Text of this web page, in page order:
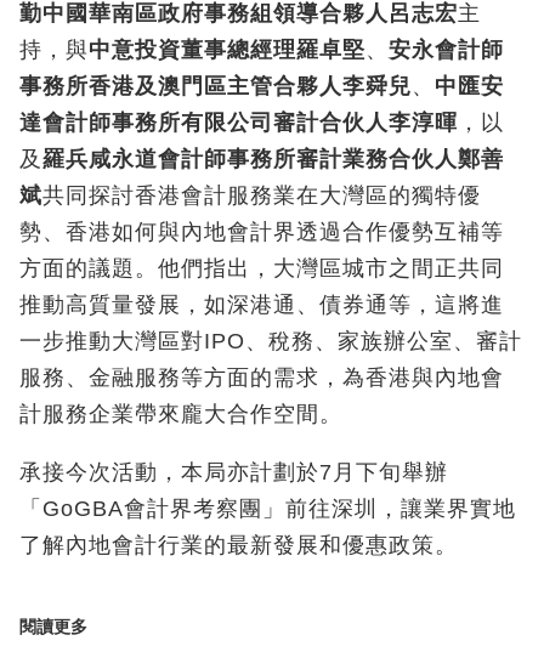
勤中國華南區政府事務組領導合夥人呂志宏主
持，與中意投資董事總經理羅卓堅、 安永會計師
事務所香港及澳門區主管合夥人李舜兒、 中匯安
達會計師事務所有限公司審計合伙人李淳暉 ，以
及 羅兵咸永道會計師事務所審計業務合伙人鄭善
斌共同探討香港會計服務業在大灣區的獨特優
勢、香港如何與內地會計界透過合作優勢互補等
方面的議題。他們指出，大灣區城市之間正共同
推動高質量發展，如深港通、債券通等，這將進
一步推動大灣區對IPO、稅務、家族辦公室、審計
服務、金融服務等方面的需求，為香港與內地會
計服務企業帶來龐大合作空間。
承接今次活動，本局亦計劃於7月下旬舉辦
「GoGBA會計界考察團」前往深圳，讓業界實地
了解內地會計行業的最新發展和優惠政策。
閱讀更多